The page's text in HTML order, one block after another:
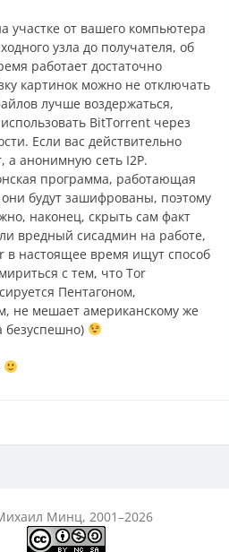
участке от вашего компьютера
узла до получателя, об
работает достаточно
картинок можно не отключать
лучше воздержаться,
BitTorrent через
Если вас действительно
а анонимную сеть I2P.
программа, работающая
будут зашифрованы, поэтому
наконец, скрыть сам факт
вредный сисадмин на работе,
в настоящее время ищут способ
с тем, что Tor
Пентагоном,
не мешает американскому же
безуспешно)
Минц, 2001–2026